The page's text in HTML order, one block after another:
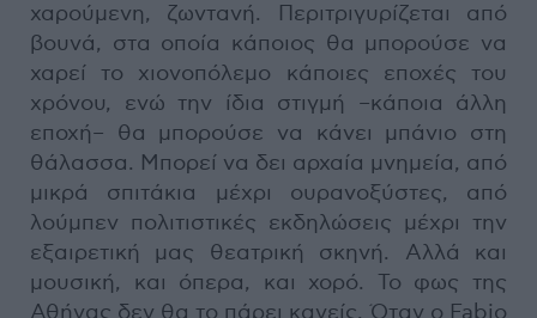
χαρούμενη, ζωντανή. Περιτριγυρίζεται από
βουνά, στα οποία κάποιος θα μπορούσε να
χαρεί το χιονοπόλεμο κάποιες εποχές του
χρόνου, ενώ την ίδια στιγμή –κάποια άλλη
εποχή– θα μπορούσε να κάνει μπάνιο στη
θάλασσα. Μπορεί να δει αρχαία μνημεία, από
μικρά σπιτάκια μέχρι ουρανοξύστες, από
λούμπεν πολιτιστικές εκδηλώσεις μέχρι την
εξαιρετική μας θεατρική σκηνή. Αλλά και
μουσική, και όπερα, και χορό. Το φως της
Αθήνας δεν θα το πάρει κανείς. Όταν ο Fabio